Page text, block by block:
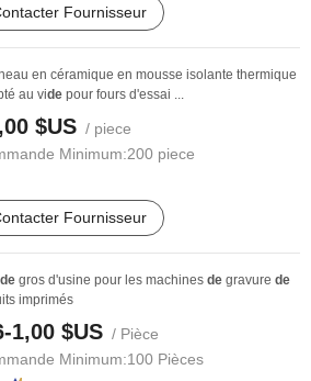
Fournisseur
en céramique en mousse isolante thermique
au vide pour fours d'essai ...
$US / piece
Minimum:200 piece
Fournisseur
de gros d'usine pour les machines de gravure de
imprimés
1,00 $US / Pièce
Minimum:100 Pièces